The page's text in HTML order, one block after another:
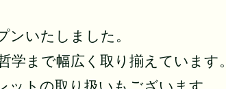
ンいたしました。
学まで幅広く取り揃えています。